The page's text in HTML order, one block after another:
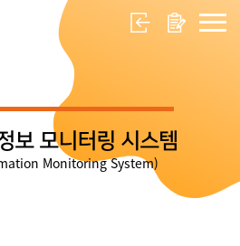
보 모니터링 시스템
Monitoring System)